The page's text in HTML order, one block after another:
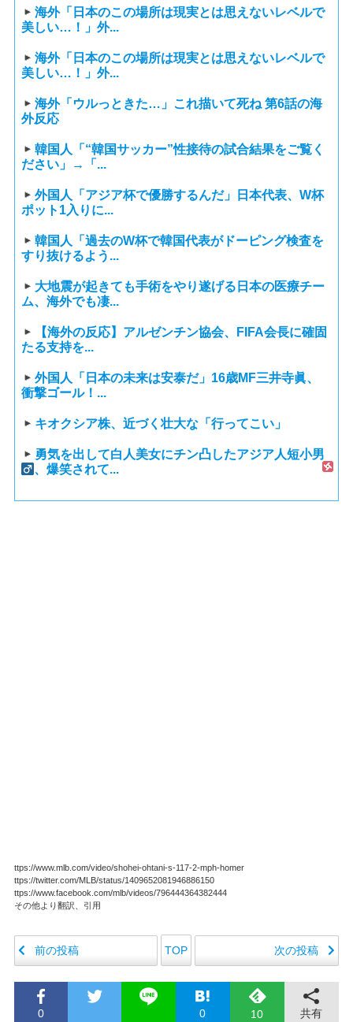
海外「日本のこの場所は現実とは思えないレベルで
美しい…！」外...
海外「日本のこの場所は現実とは思えないレベルで
美しい…！」外...
海外「ウルっときた…」これ描いて死ね 第6話の海
外反応
韓国人「“韓国サッカー”性接待の試合結果をご覧く
ださい」→「...
外国人「アジア杯で優勝するんだ」日本代表、W杯
ポット1入りに...
韓国人「過去のW杯で韓国代表がドーピング検査を
すり抜けるよう...
大地震が起きても手術をやり遂げる日本の医療チー
ム、海外でも凄...
【海外の反応】アルゼンチン協会、FIFA会長に確固
たる支持を...
外国人「日本の未来は安泰だ」16歳MF三井寺眞、
衝撃ゴール！...
キオクシア株、近づく壮大な「行ってこい」
勇気を出して白人美女にチン凸したアジア人短小男
、爆笑されて...
ttps://www.mlb.com/video/shohei-ohtani-s-117-2-mph-homer
ttps://twitter.com/MLB/status/1409652081946886150
ttps://www.facebook.com/mlb/videos/796444364382444
その他より翻訳、引用
前の投稿 TOP 次の投稿
0 0 10 共有